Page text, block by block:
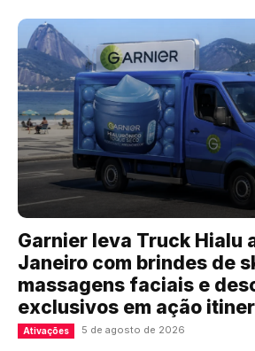
Garnier leva Truck Hialu
Janeiro com brindes de
massagens faciais e
exclusivos em ação
Ativações 5 de agosto de 2026